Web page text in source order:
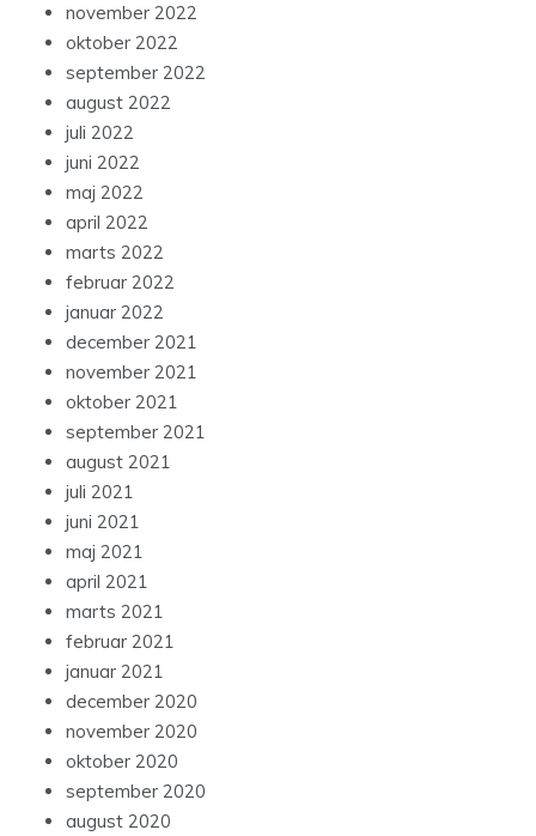
november 2022
oktober 2022
september 2022
august 2022
juli 2022
juni 2022
maj 2022
april 2022
marts 2022
februar 2022
januar 2022
december 2021
november 2021
oktober 2021
september 2021
august 2021
juli 2021
juni 2021
maj 2021
april 2021
marts 2021
februar 2021
januar 2021
december 2020
november 2020
oktober 2020
september 2020
august 2020